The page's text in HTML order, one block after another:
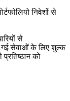
निवेशों से
से
गई सेवाओं के लिए शुल्क
को